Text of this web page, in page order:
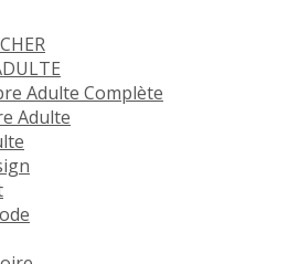
Adulte Complète
Adulte